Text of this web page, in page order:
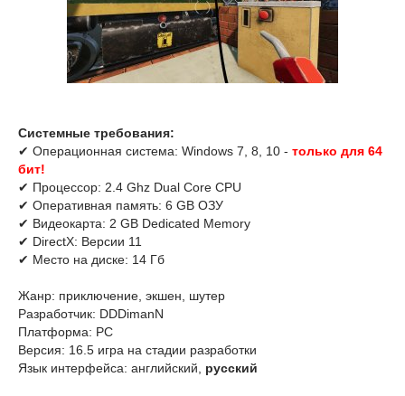
Системные требования:
✔ Операционная система: Windows 7, 8, 10 - только для 64
бит!
✔ Процессор: 2.4 Ghz Dual Core CPU
✔ Оперативная память: 6 GB ОЗУ
✔ Видеокарта: 2 GB Dedicated Memory
✔ DirectX: Версии 11
✔ Место на диске: 14 Гб
Жанр: приключение, экшен, шутер
Разработчик: DDDimanN
Платформа: PC
Версия: 16.5 игра на стадии разработки
Язык интерфейса: английский, русский